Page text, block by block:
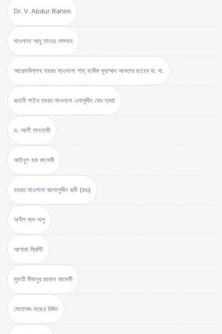
Dr. V. Abdur Rahim
মাওলানা আবু তাহের মেসবাহ
আরেফবিল্লাহ হযরত মাওলানা শাহ্ হাকীম মুহাম্মাদ আখতার ছাহেব দা. বা.
রূহানী শাইখ হযরত মাওলানা এমামুদ্দীন মোঃ ত্বহা
ড. আলী তানতাভী
আইনুল হক কাসেমী
হযরত মাওলানা জালালুদ্দীন রূমী (রহঃ)
অনীশ দাস অপু
আগাথা ক্রিস্টি
মুফতী মীযানুর রহমান কাসেমী
মোহাম্মদ নাছের উদ্দিন